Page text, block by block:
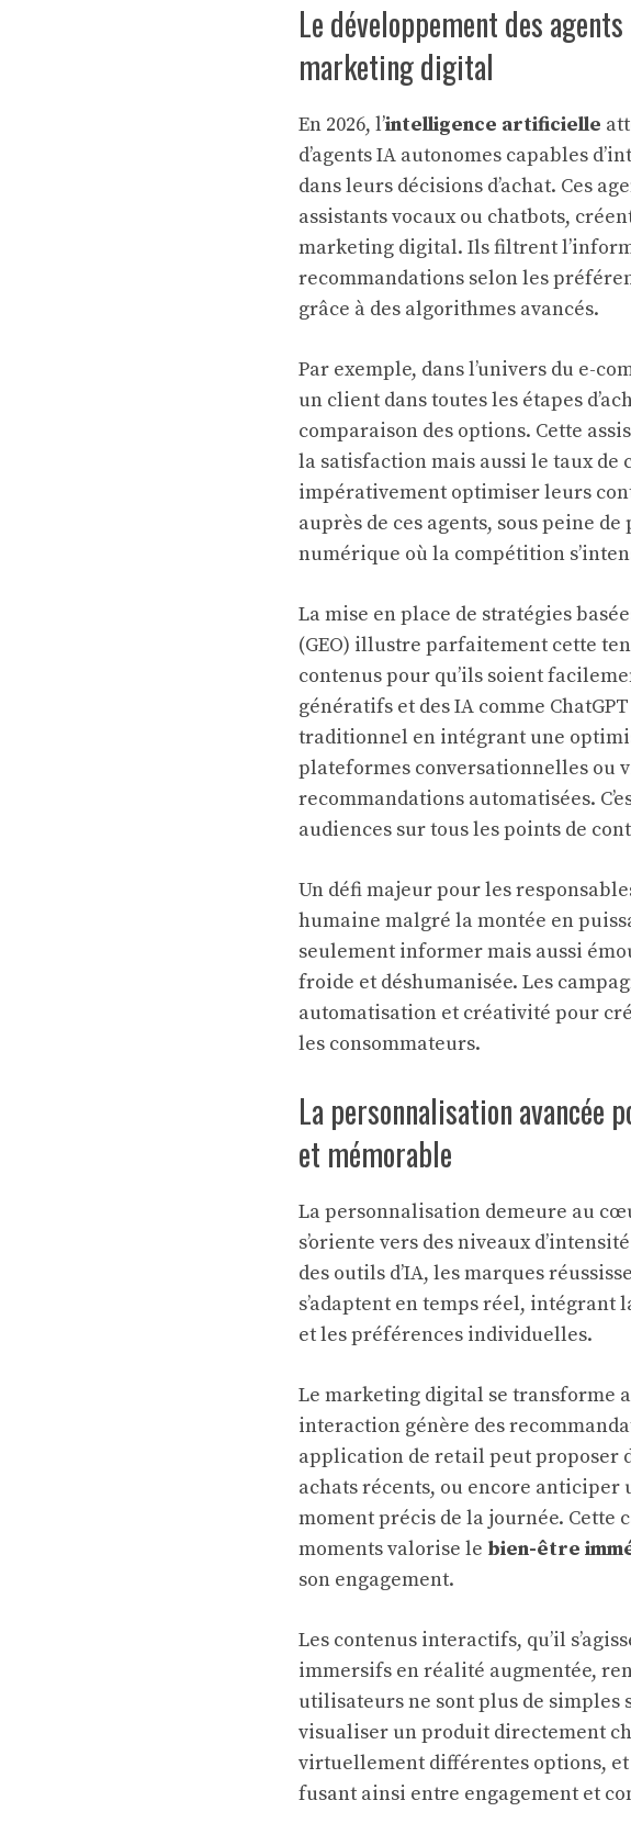
Le développement des
marketing digital
En 2026, l’intelligence artificielle
d’agents IA autonomes capables
dans leurs décisions d’achat. Ces
assistants vocaux ou chatbots,
marketing digital. Ils filtrent
recommandations selon les
grâce à des algorithmes avancés.
Par exemple, dans l’univers du e-
un client dans toutes les étapes
comparaison des options. Cette
la satisfaction mais aussi le taux de
impérativement optimiser leurs
auprès de ces agents, sous peine
numérique où la compétition
La mise en place de stratégies
(GEO) illustre parfaitement cette
contenus pour qu’ils soient
génératifs et des IA comme
traditionnel en intégrant une
plateformes conversationnelles ou
recommandations automatisées.
audiences sur tous les points de
Un défi majeur pour les
humaine malgré la montée en
seulement informer mais aussi
froide et déshumanisée. Les
automatisation et créativité pour
les consommateurs.
La personnalisation avancée
et mémorable
La personnalisation demeure au
s’oriente vers des niveaux
des outils d’IA, les marques
s’adaptent en temps réel, intégrant
et les préférences individuelles.
Le marketing digital se transforme
interaction génère des
application de retail peut proposer
achats récents, ou encore
moment précis de la journée. Cette
moments valorise le bien-être
son engagement.
Les contenus interactifs, qu’il
immersifs en réalité augmentée,
utilisateurs ne sont plus de simples
visualiser un produit directement
virtuellement différentes options,
fusant ainsi entre engagement et